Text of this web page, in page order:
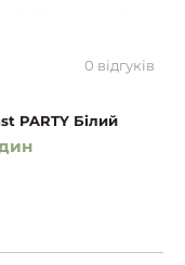
0 відгуків
PARTY Білий